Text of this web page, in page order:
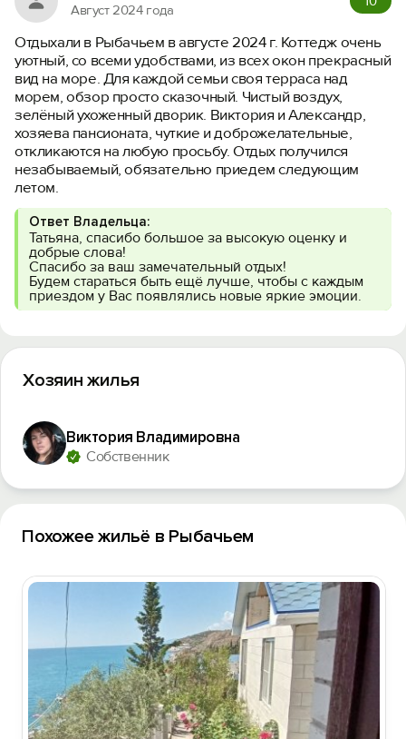
Август 2024 года
Отдыхали в Рыбачьем в августе 2024 г. Коттедж очень
уютный, со всеми удобствами, из всех окон прекрасный
вид на море. Для каждой семьи своя терраса над
морем, обзор просто сказочный. Чистый воздух,
зелёный ухоженный дворик. Виктория и Александр,
хозяева пансионата, чуткие и доброжелательные,
откликаются на любую просьбу. Отдых получился
незабываемый, обязательно приедем следующим
летом.
Ответ Владельца:
Татьяна, спасибо большое за высокую оценку и
добрые слова!
Спасибо за ваш замечательный отдых!
Будем стараться быть ещё лучше, чтобы с каждым
приездом у Вас появлялись новые яркие эмоции.
Хозяин жилья
Виктория Владимировна
Собственник
Похожее жильё в Рыбачьем
Войти илиЗарегистрироваться
Войти